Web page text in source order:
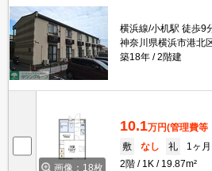
横浜線/小机駅 徒歩9
神奈川県横浜市港北
築18年
2階建
画像：18枚
10.1万円(管理費等
敷
なし 礼
1ヶ月
2階
1K 19.87m²